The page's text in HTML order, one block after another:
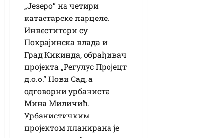
„Језеро“ на четири
катастарске парцеле.
Инвеститори су
Покрајинска влада и
Град Кикинда, обрађивач
пројекта „Регулус Пројецт
д.о.о.“ Нови Сад, а
одговорни урбаниста
Мина Миличић.
Урбанистичким
пројектом планирана је